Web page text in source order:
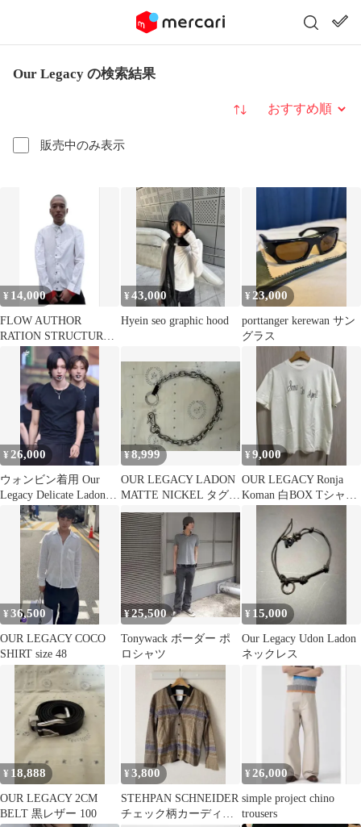
Our Legacy の検索結果
販売中のみ表示
並び替え
¥ 14,000
FLOW AUTHOR
RATION STRUCTURE
SHIRT
¥43,000
Hyein seo graphic hood
¥ 23,000
porttanger kerewan サン
グラス
¥ 26,000
ウォンビン着用 Our
Legacy Delicate Ladon
ネックレス
¥8,999
OUR LEGACY LADON
MATTE NICKEL タグ付
美品
¥9,000
OUR LEGACY Ronja
Koman 白BOX Tシャツ
¥36,500
OUR LEGACY COCO
SHIRT size 48
¥25,500
Tonywack ボーダー ポ
ロシャツ
¥ 15,000
Our Legacy Udon Ladon
ネックレス
¥ 18,888
OUR LEGACY 2CM
BELT 黒レザー 100
¥3,800
STEHPAN SCHNEIDER
チェック柄カーディガ
¥ 26,000
simple project chino
trousers